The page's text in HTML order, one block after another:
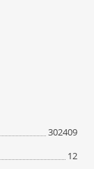
302409
12